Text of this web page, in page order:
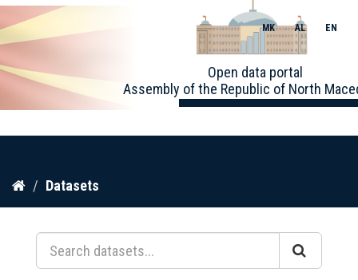
Skip
content
Open data portal
Assembly of the Republic of North
MK AL EN
Datasets